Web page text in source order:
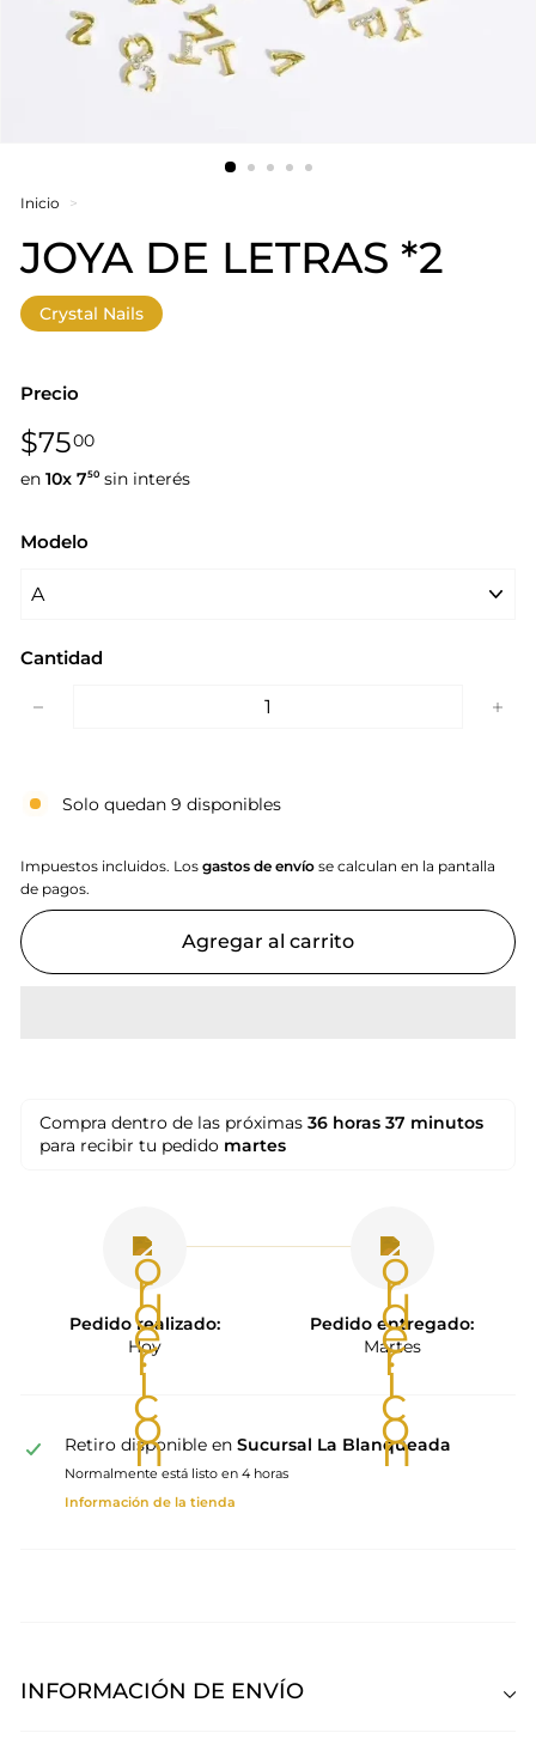
Inicio >
JOYA DE LETRAS *2
Crystal Nails
Precio
Precio
habitual
$7500$75,00
en 10x 750 sin interés
Modelo
Cantidad
Solo quedan 9 disponibles
Impuestos incluidos. Los gastos de envío se calculan en la pantalla
de pagos.
Agregar al carrito
Compra dentro de las próximas 36 horas 37 minutos
para recibir tu pedido martes
Pedido realizado:
Hoy
Pedido entregado:
Martes
Retiro disponible en Sucursal La Blanqueada
Normalmente está listo en 4 horas
Información de la tienda
INFORMACIÓN DE ENVÍO